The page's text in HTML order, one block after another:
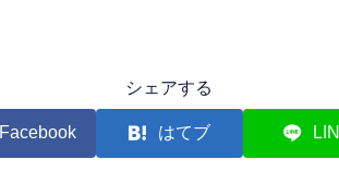
シェアする
Facebook はてブ